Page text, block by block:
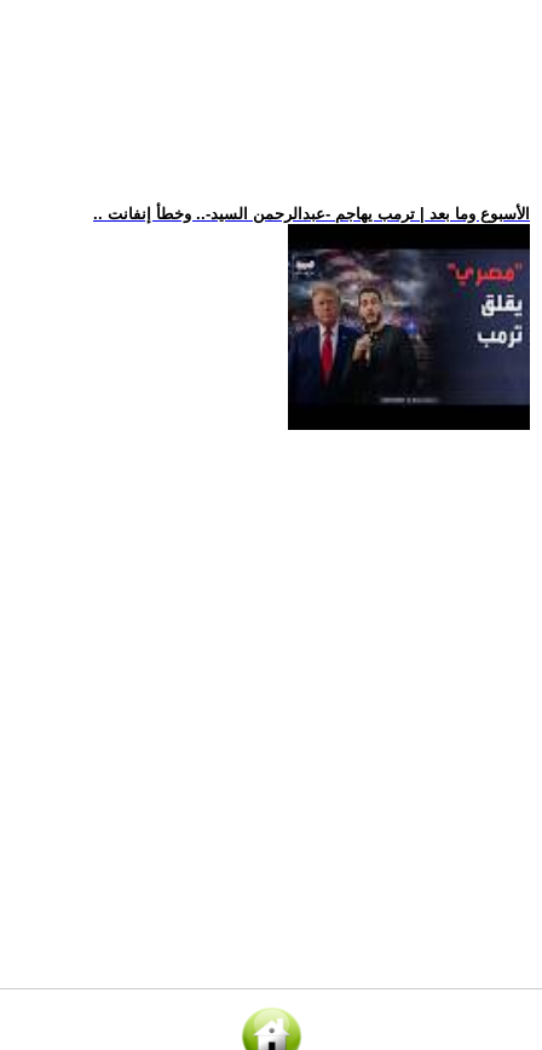
.. الأسبوع وما بعد | ترمب يهاجم -عبدالرحمن السيد-.. وخطأ إنفانت